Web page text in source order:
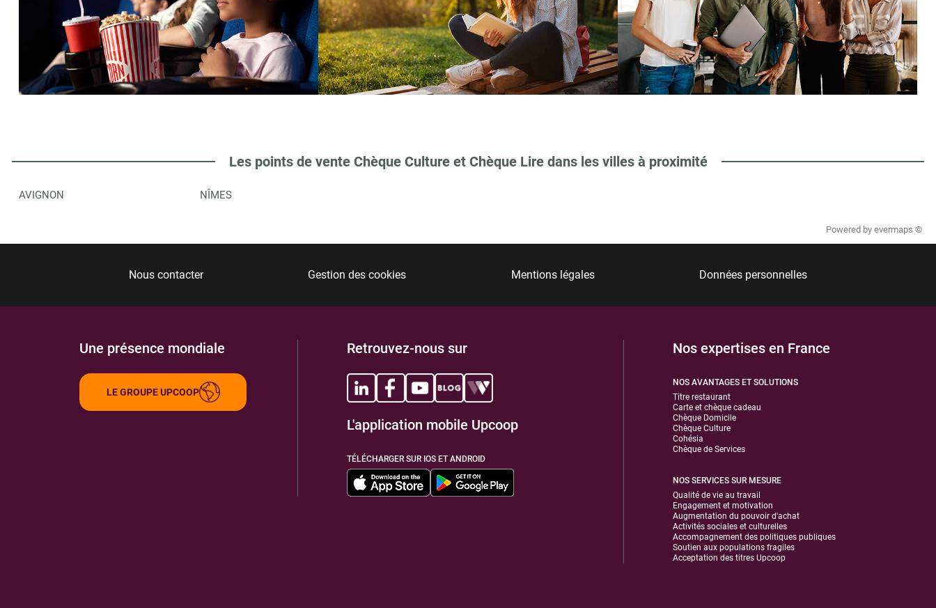
Les points de vente Chèque Culture et Chèque Lire dans les villes à proximité
AVIGNON NÎMES
Powered by evermaps ©
Nous contacter Gestion des cookies Mentions légales Données personnelles
Une présence mondiale
LE GROUPE UPCOOP
Retrouvez-nous sur
L'application mobile Upcoop
TÉLÉCHARGER SUR IOS ET ANDROID
Nos expertises en France
NOS AVANTAGES ET SOLUTIONS
Titre restaurant
Carte et chèque cadeau
Chèque Domicile
Chèque Culture
Cohésia
Chèque de Services
NOS SERVICES SUR MESURE
Qualité de vie au travail
Engagement et motivation
Augmentation du pouvoir d'achat
Activités sociales et culturelles
Accompagnement des politiques publiques
Soutien aux populations fragiles
Acceptation des titres Upcoop